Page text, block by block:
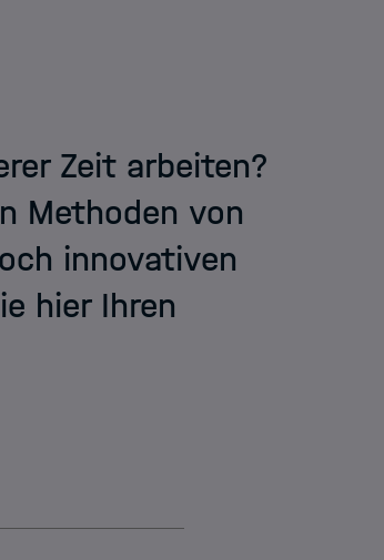
Zeit arbeiten?
Methoden von
innovativen
hier Ihren